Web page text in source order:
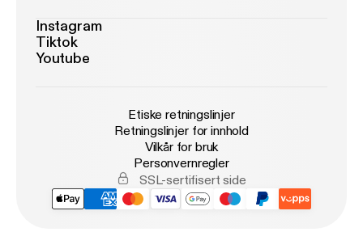
Instagram
Tiktok
Youtube
Etiske retningslinjer
Retningslinjer for innhold
Vilkår for bruk
Personvernregler
SSL-sertifisert side